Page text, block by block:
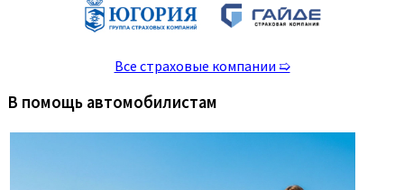
Все страховые компании ➯
В помощь автомобилистам